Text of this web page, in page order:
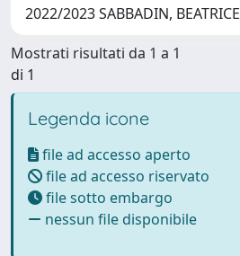
2022/2023 SABBADIN, BEATRICE
Mostrati risultati da 1 a 1
di 1
Legenda icone
file ad accesso aperto
file ad accesso riservato
file sotto embargo
nessun file disponibile